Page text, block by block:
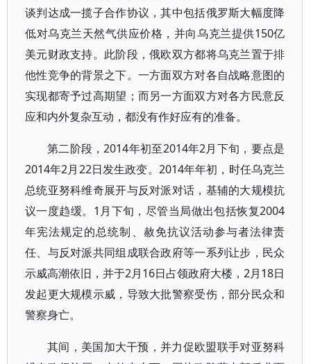
谈判达成一揽子合作协议，其中包括俄罗斯大幅度降
低对乌克兰天然气供应价格，并向乌克兰提供150亿
美元财政支持。此阶段，俄欧双方都将乌克兰置于排
他性竞争的背景之下。一方面双方对各自战略意图的
实现都寄予过高期望；而另一方面双方对各方民意反
应和内外复杂互动，都没有作好应有的准备。
第二阶段，2014年初至2014年2月下旬，要点是
2014年2月22日发生政变。2014年年初，时任乌克兰
总统亚努科维奇展开与反对派对话，基辅的大规模抗
议一度趋缓。1月下旬，尽管当局做出包括恢复2004
年宪法规定的总统制、赦免抗议活动参与者法律责
任、与反对派共同组成联合政府等一系列让步，民众
示威高潮依旧，并于2月16日占领政府大楼，2月18日
发起更大规模示威，导致大批警察受伤，部分民众和
警察身亡。
其间，美国加大干预，并力促欧盟联手对亚努科